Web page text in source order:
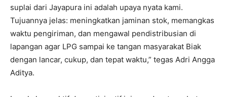
suplai dari Jayapura ini adalah upaya nyata kami.
Tujuannya jelas: meningkatkan jaminan stok, memangkas
waktu pengiriman, dan mengawal pendistribusian di
lapangan agar LPG sampai ke tangan masyarakat Biak
dengan lancar, cukup, dan tepat waktu,” tegas Adri Angga
Aditya.